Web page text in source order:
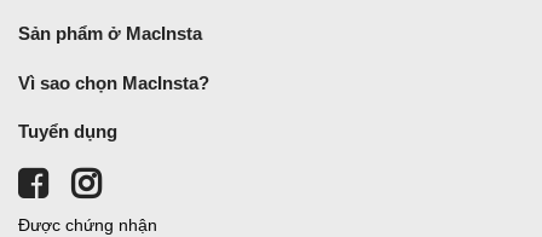
Sản phẩm ở MacInsta
Vì sao chọn MacInsta?
Tuyển dụng
Được chứng nhận